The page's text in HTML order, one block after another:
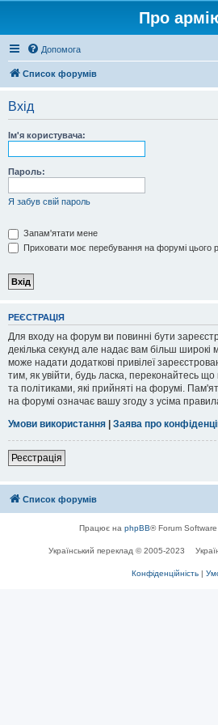
Про
Допомога
Список форумів
Вхід
Ім'я користувача:
Пароль:
Я забув свій пароль
Запам'ятати мене
Приховати моє перебування на форумі цього
РЕЄСТРАЦІЯ
Для входу на форум ви повинні бути
декілька секунд але надає вам більш широкі
може надати додаткові привілеї
тим, як увійти, будь ласка, переконайтесь
та політиками, які прийняті на форумі.
на форумі означає вашу згоду з усіма
Умови використання | Заява про
Реєстрація
Список форумів
Працює на phpBB® Forum
Український переклад © 2005-2023
Конфіденційність |